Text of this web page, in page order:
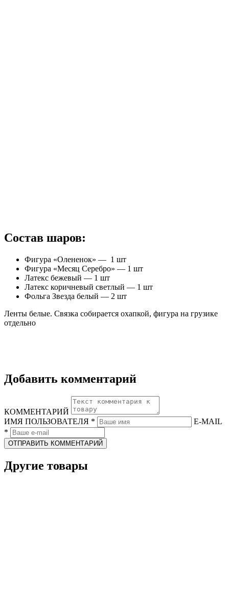
Состав шаров:
Фигура «Олененок» — 1 шт
Фигура «Месяц Серебро» — 1 шт
Латекс бежевый — 1 шт
Латекс коричневый светлый — 1 шт
Фольга Звезда белый — 2 шт
Ленты белые. Связка собирается охапкой, фигура на грузике
отдельно
Добавить комментарий
КОММЕНТАРИЙ
ИМЯ ПОЛЬЗОВАТЕЛЯ *
E-MAIL
*
ОТПРАВИТЬ КОММЕНТАРИЙ
Другие товары